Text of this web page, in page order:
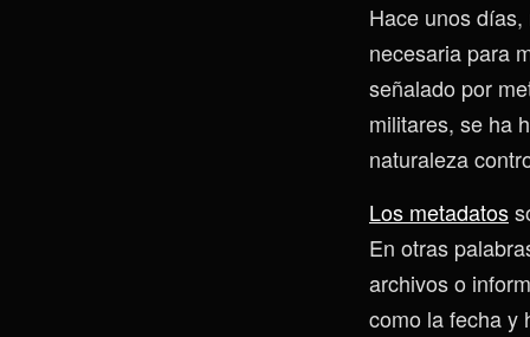
Hace unos
necesaria para
señalado por
militares, se ha
naturaleza
Los metadatos
En otras
archivos o
como la fecha y